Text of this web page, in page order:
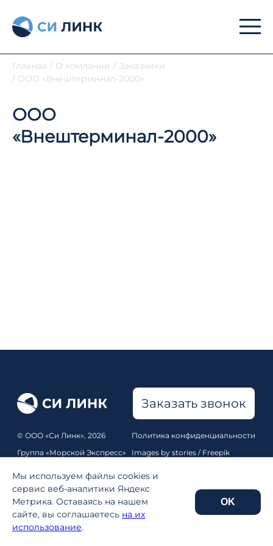
Главная / О компании / Заказчики
/ ООО «Внештерминал-2000»
ООО
«Внештерминал-2000»
© ООО «Си Линк», 2026
Группа «Морской Экспресс»
Карта сайта
Реквизиты
Политика конфиденциальности
Images by stories / Freepik
Заказать звонок
Мы используем файлы cookies и
сервис веб-аналитики Яндекс
Метрика. Оставаясь на нашем
сайте, вы соглашаетесь на их
использование.
OK